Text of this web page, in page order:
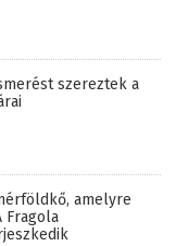
szereztek a
amelyre
Fragola